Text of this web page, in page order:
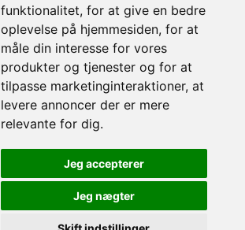
funktionalitet, for at give en bedre
oplevelse på hjemmesiden, for at
måle din interesse for vores
produkter og tjenester og for at
tilpasse marketinginteraktioner, at
levere annoncer der er mere
relevante for dig.
Jeg accepterer
Jeg nægter